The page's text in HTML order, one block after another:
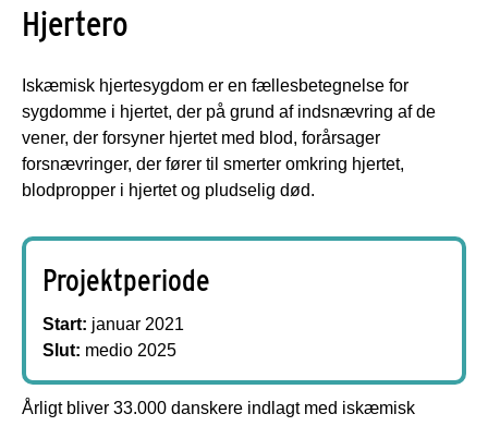
Hjertero
Iskæmisk hjertesygdom er en fællesbetegnelse for
sygdomme i hjertet, der på grund af indsnævring af de
vener, der forsyner hjertet med blod, forårsager
forsnævringer, der fører til smerter omkring hjertet,
blodpropper i hjertet og pludselig død.
Projektperiode
Start: januar 2021
Slut: medio 2025
Årligt bliver 33.000 danskere indlagt med iskæmisk